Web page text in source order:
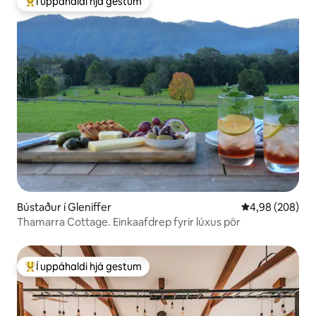
Í mestu uppáhaldi hjá gestum
Bústaður í Gleniffer 4,98 af 5 í
4,98 (208)
Thamarra Cottage. Einkaafdrep fyrir lúxus pör
Í mestu uppáhaldi hjá gestum
Í uppáhaldi hjá gestum